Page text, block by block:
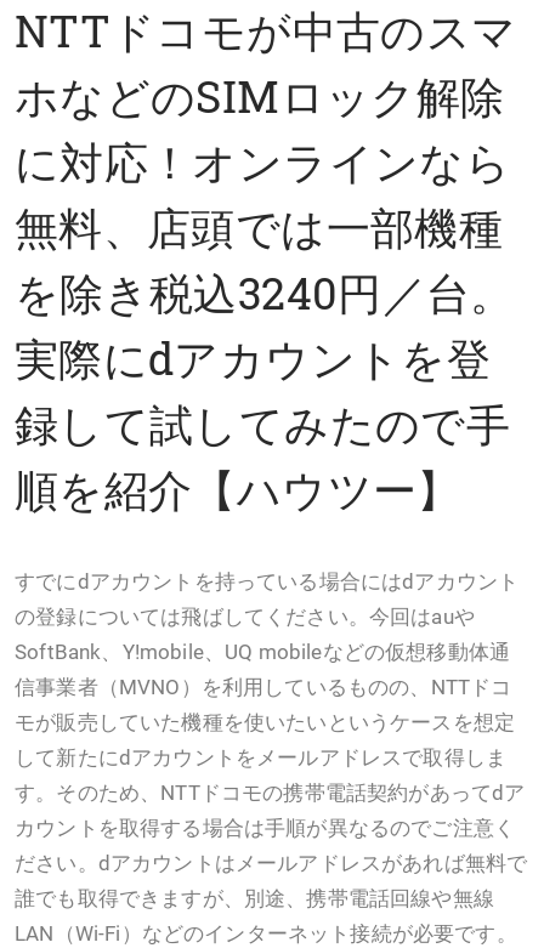
NTTドコモが中古のスマ
ホなどのSIMロック解除
に対応！オンラインなら
無料、店頭では一部機種
を除き税込3240円／台。
実際にdアカウントを登
録して試してみたので手
順を紹介【ハウツー】
すでにdアカウントを持っている場合にはdアカウント
の登録については飛ばしてください。今回はauや
SoftBank、Y!mobile、UQ mobileなどの仮想移動体通
信事業者（MVNO）を利用しているものの、NTTドコ
モが販売していた機種を使いたいというケースを想定
して新たにdアカウントをメールアドレスで取得しま
す。そのため、NTTドコモの携帯電話契約があってdア
カウントを取得する場合は手順が異なるのでご注意く
ださい。dアカウントはメールアドレスがあれば無料で
誰でも取得できますが、別途、携帯電話回線や無線
LAN（Wi-Fi）などのインターネット接続が必要です。